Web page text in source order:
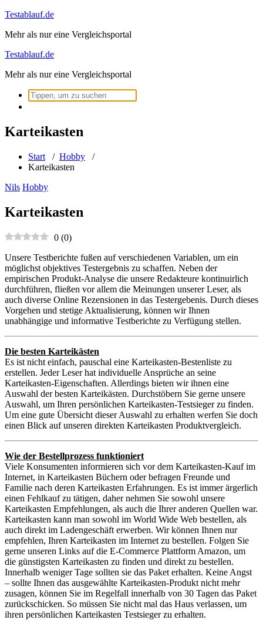
Zum
springen
Testablauf.de
Mehr als nur eine Vergleichsportal
Testablauf.de
Mehr als nur eine Vergleichsportal
Suchen
nach:
Karteikasten
Start / Hobby /
Karteikasten
Nils Hobby
Karteikasten
0 (0)
Unsere Testberichte fußen auf verschiedenen Variablen, um ein
möglichst objektives Testergebnis zu schaffen. Neben der
empirischen Produkt-Analyse die unsere Redakteure kontinuirlich
durchführen, fließen vor allem die Meinungen unserer Leser, als
auch diverse Online Rezensionen in das Testergebenis. Durch dieses
Vorgehen und stetige Aktualisierung, können wir Ihnen
unabhängige und informative Testberichte zu Verfügung stellen.
Die besten Karteikästen
Es ist nicht einfach, pauschal eine Karteikasten-Bestenliste zu
erstellen. Jeder Leser hat individuelle Ansprüche an seine
Karteikasten-Eigenschaften. Allerdings bieten wir ihnen eine
Auswahl der besten Karteikästen. Durchstöbern Sie gerne unsere
Auswahl, um Ihren persönlichen Karteikasten-Testsieger zu finden.
Um eine gute Übersicht dieser Auswahl zu erhalten werfen Sie doch
einen Blick auf unseren direkten Karteikasten Produktvergleich.
Wie der Bestellprozess funktioniert
Viele Konsumenten informieren sich vor dem Karteikasten-Kauf im
Internet, in Karteikasten Büchern oder befragen Freunde und
Familie nach deren Karteikasten Erfahrungen. Es ist immer ärgerlich
einen Fehlkauf zu tätigen, daher nehmen Sie sowohl unsere
Karteikasten Empfehlungen, als auch die Ihrer anderen Quellen war.
Karteikasten kann man sowohl im World Wide Web bestellen, als
auch direkt im Ladengeschäft erwerben. Wir können Ihnen nur
empfehlen, Ihren Karteikasten im Internet zu bestellen. Folgen Sie
gerne unseren Links auf die E-Commerce Plattform Amazon, um
die günstigsten Karteikasten zu finden und direkt zu bestellen.
Innerhalb weniger Tage sollten sie das Paket erhalten. Keine Angst
– sollte Ihnen das ausgewählte Karteikasten-Produkt nicht mehr
zusagen, können Sie im Regelfall innerhalb von 30 Tagen das Paket
zurückschicken. So müssen Sie nicht mal das Haus verlassen, um
ihren persönlichen Karteikasten Testsieger zu erhalten.